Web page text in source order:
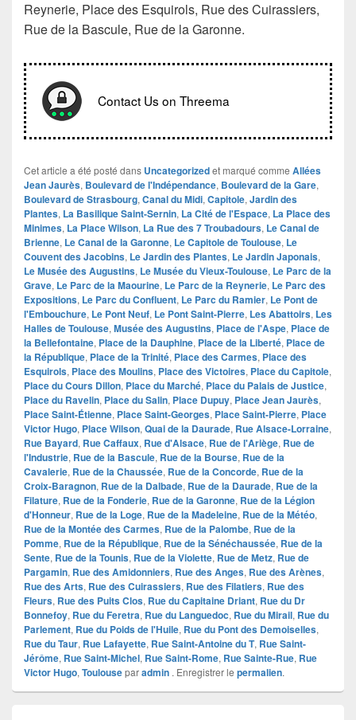
Reynerie, Place des Esquirols, Rue des Cuirassiers,
Rue de la Bascule, Rue de la Garonne.
Contact Us on Threema
Cet article a été posté dans Uncategorizedet marqué comme Allées
Jean Jaurès, Boulevard de l'Indépendance, Boulevard de la Gare,
Boulevard de Strasbourg, Canal du Midi, Capitole, Jardin des
Plantes, La Basilique Saint-Sernin, La Cité de l'Espace, La Place des
Minimes, La Place Wilson, La Rue des 7 Troubadours, Le Canal de
Brienne, Le Canal de la Garonne, Le Capitole de Toulouse, Le
Couvent des Jacobins, Le Jardin des Plantes, Le Jardin Japonais,
Le Musée des Augustins, Le Musée du Vieux-Toulouse, Le Parc de la
Grave, Le Parc de la Maourine, Le Parc de la Reynerie, Le Parc des
Expositions, Le Parc du Confluent, Le Parc du Ramier, Le Pont de
l'Embouchure, Le Pont Neuf, Le Pont Saint-Pierre, Les Abattoirs, Les
Halles de Toulouse, Musée des Augustins, Place de l'Aspe, Place de
la Bellefontaine, Place de la Dauphine, Place de la Liberté, Place de
la République, Place de la Trinité, Place des Carmes, Place des
Esquirols, Place des Moulins, Place des Victoires, Place du Capitole,
Place du Cours Dillon, Place du Marché, Place du Palais de Justice,
Place du Ravelin, Place du Salin, Place Dupuy, Place Jean Jaurès,
Place Saint-Étienne, Place Saint-Georges, Place Saint-Pierre, Place
Victor Hugo, Place Wilson, Quai de la Daurade, Rue Alsace-Lorraine,
Rue Bayard, Rue Caffaux, Rue d'Alsace, Rue de l'Ariège, Rue de
l'Industrie, Rue de la Bascule, Rue de la Bourse, Rue de la
Cavalerie, Rue de la Chaussée, Rue de la Concorde, Rue de la
Croix-Baragnon, Rue de la Dalbade, Rue de la Daurade, Rue de la
Filature, Rue de la Fonderie, Rue de la Garonne, Rue de la Légion
d'Honneur, Rue de la Loge, Rue de la Madeleine, Rue de la Météo,
Rue de la Montée des Carmes, Rue de la Palombe, Rue de la
Pomme, Rue de la République, Rue de la Sénéchaussée, Rue de la
Sente, Rue de la Tounis, Rue de la Violette, Rue de Metz, Rue de
Pargamin, Rue des Amidonniers, Rue des Anges, Rue des Arènes,
Rue des Arts, Rue des Cuirassiers, Rue des Filatiers, Rue des
Fleurs, Rue des Puits Clos, Rue du Capitaine Driant, Rue du Dr
Bonnefoy, Rue du Feretra, Rue du Languedoc, Rue du Mirail, Rue du
Parlement, Rue du Poids de l'Huile, Rue du Pont des Demoiselles,
Rue du Taur, Rue Lafayette, Rue Saint-Antoine du T, Rue Saint-
Jérôme, Rue Saint-Michel, Rue Saint-Rome, Rue Sainte-Rue, Rue
Victor Hugo, Toulouseparadmin . Enregistrer le permalien.